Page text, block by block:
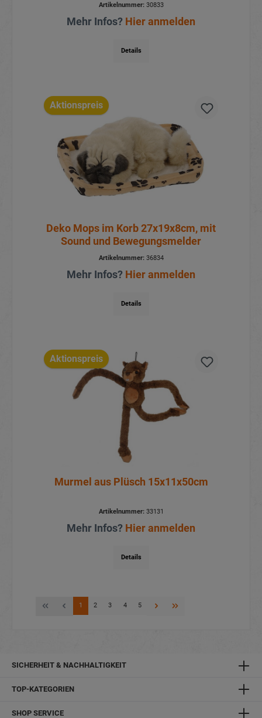
Artikelnummer:30833
Mehr Infos? Hier anmelden
Details
Aktionspreis
Deko Mops im Korb 27x19x8cm, mit
Sound und Bewegungsmelder
Artikelnummer:36834
Mehr Infos? Hier anmelden
Details
Aktionspreis
Murmel aus Plüsch 15x11x50cm
Artikelnummer:33131
Mehr Infos? Hier anmelden
Details
1 2 3 4 5
SICHERHEIT & NACHHALTIGKEIT
TOP-KATEGORIEN
SHOP SERVICE